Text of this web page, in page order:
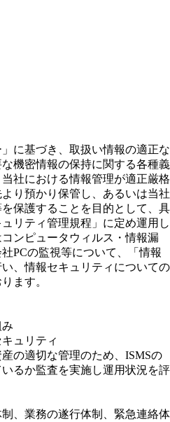
に基づき、取扱い情報の適正な
機密情報の保持に関する各種義
社における情報管理が適正厳格
り預かり保管し、あるいは当社
保護することを目的として、具
リティ管理規程」に定め運用し
ンピュータウィルス・情報漏
PCの監視等について、「情報
、情報セキュリティについての
ます。
ュリティ
の適切な管理のため、ISMSの
るか監査を実施し運用状況を評
、業務の遂行体制、緊急連絡体